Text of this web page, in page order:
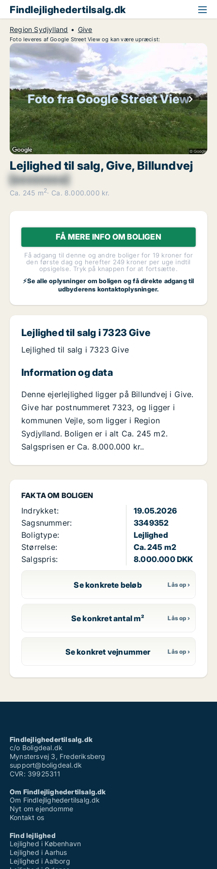
Findlejlighedertilsalg.dk
Region Sydjylland Give
Foto leveres af Google Street View og kan være upræcist:
Foto fra Google Street View
Lejlighed til salg, Give, Billundvej
[xxxxxxxx]
Ca. 245 m2 Ca. 8.000.000 kr.
FÅ MERE INFO OM BOLIGEN
Få adgang til denne og andre boliger for 19 kroner for
den første dag og herefter 249 kroner per uge indtil
opsigelse. Tryk på knappen for at fortsætte.
⚡Se alle oplysninger om boligen og få direkte adgang til
udbyderens kontaktoplysninger.
FAKTA OM BOLIGEN
Indrykket:
19.05.2026
Sagsnummer:
3349352
Boligtype:
Lejlighed
Størrelse:
Ca. 245 m2
Salgspris:
8.000.000 DKK
Se konkrete beløb
Se konkret antal m²
Se konkret vejnummer
Lejlighed til salg i 7323 Give
Lejlighed til salg i 7323 Give
Information og data
Denne ejerlejlighed ligger på Billundvej i Give.
Give har postnummeret 7323, og ligger i
kommunen Vejle, som ligger i Region
Sydjylland. Boligen er i alt Ca. 245 m2.
Salgsprisen er Ca. 8.000.000 kr..
Findlejlighedertilsalg.dk
c/o Boligdeal.dk
Mynstersvej 3, Frederiksberg
support@boligdeal.dk
CVR: 39925311
Om Findlejlighedertilsalg.dk
Om Findlejlighedertilsalg.dk
Nyt om ejendomme
Kontakt os
Find lejlighed
Lejlighed i København
Lejlighed i Aarhus
Lejlighed i Aalborg